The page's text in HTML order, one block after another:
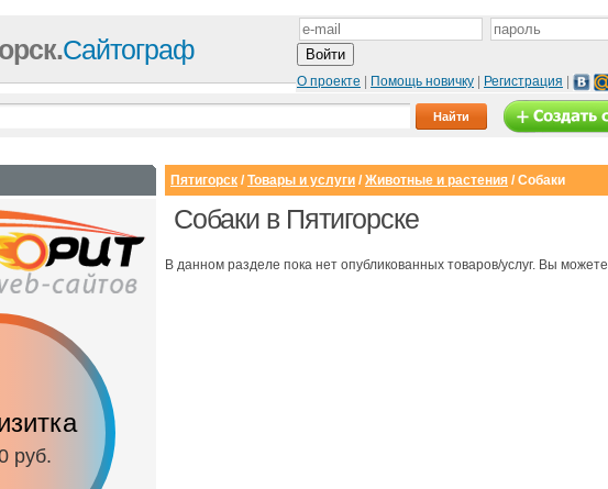
О проекте
Помощь новичку Регистрация
Сайтограф
Пятигорск / Товары и услуги / Животные и растения / Собаки
Собаки в Пятигорске
В данном разделе пока нет опубликованных товаров/услуг. Вы можете
руб.